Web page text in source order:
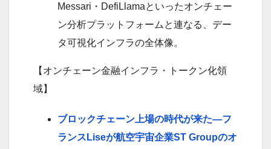
Messari・DefiLlamaといったオンチェー
ン分析プラットフォームと連なる、デー
タ可視化インフラの全体像。
【オンチェーン金融インフラ・トークン化領
域】
ブロックチェーン上場の時代が来た—フ
ランスLiseが航空宇宙企業ST Groupのオ